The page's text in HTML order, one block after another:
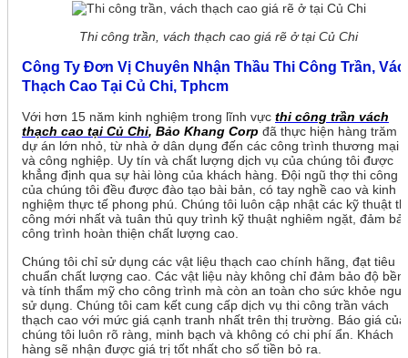
Thi công trần, vách thạch cao giá rẽ ở tại Củ Chi
Công Ty Đơn Vị Chuyên Nhận Thầu Thi Công Trần,
Thạch Cao Tại Củ Chi, Tphcm
Với hơn 15 năm kinh nghiệm trong lĩnh vực thi công trần vách
thạch cao tại Củ Chi, Bảo Khang Corp đã thực hiện hàng trăm
dự án lớn nhỏ, từ nhà ở dân dụng đến các công trình thương mại
và công nghiệp. Uy tín và chất lượng dịch vụ của chúng tôi được
khẳng định qua sự hài lòng của khách hàng. Đội ngũ thợ thi công
của chúng tôi đều được đào tạo bài bản, có tay nghề cao và kinh
nghiệm thực tế phong phú. Chúng tôi luôn cập nhật các kỹ thuật thi
công mới nhất và tuân thủ quy trình kỹ thuật nghiêm ngặt, đảm
công trình hoàn thiện chất lượng cao.
Chúng tôi chỉ sử dụng các vật liệu thạch cao chính hãng, đạt tiêu
chuẩn chất lượng cao. Các vật liệu này không chỉ đảm bảo độ bền
và tính thẩm mỹ cho công trình mà còn an toàn cho sức khỏe
sử dụng. Chúng tôi cam kết cung cấp dịch vụ thi công trần vách
thạch cao với mức giá cạnh tranh nhất trên thị trường. Báo giá của
chúng tôi luôn rõ ràng, minh bạch và không có chi phí ẩn. Khách
hàng sẽ nhận được giá trị tốt nhất cho số tiền bỏ ra.